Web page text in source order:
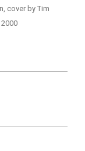
cover by Tim